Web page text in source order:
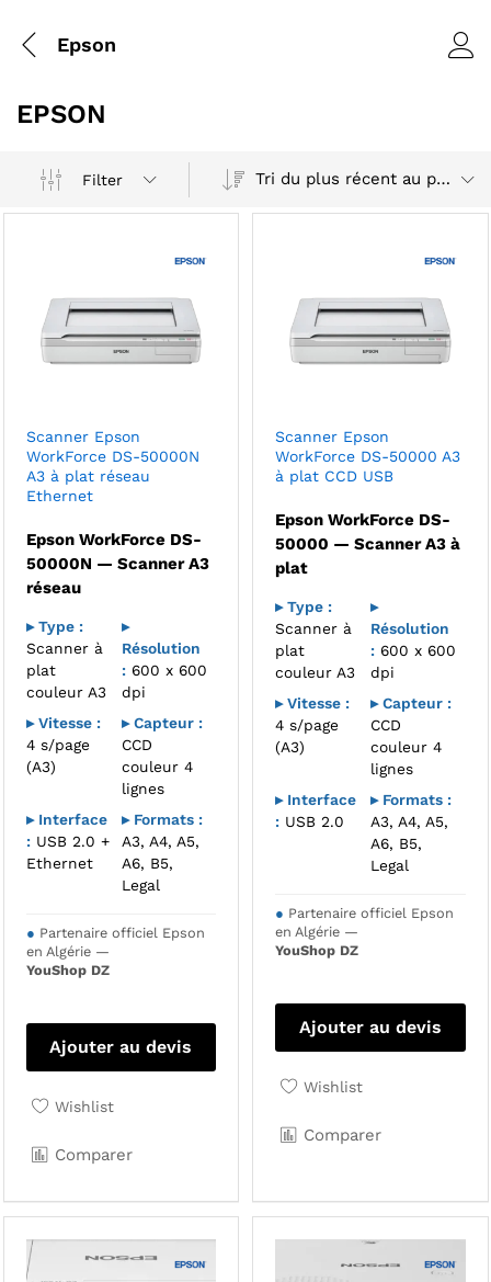
Epson
EPSON
Filter Tri du plus récent au plus ancien
Scanner Epson
WorkForce DS-50000N
A3 à plat réseau
Ethernet
Epson WorkForce DS-
50000N — Scanner A3
réseau
▸ Type :
Scanner à
plat
couleur A3
▸
Résolution
:600 x 600
dpi
▸ Vitesse :
4 s/page
(A3)
▸ Capteur :
CCD
couleur 4
lignes
▸ Interface
:USB 2.0 +
Ethernet
▸ Formats :
A3, A4, A5,
A6, B5,
Legal
● Partenaire officiel Epson
en Algérie —
YouShop DZ
Ajouter au devis
Wishlist
Comparer
Scanner Epson
WorkForce DS-50000 A3
à plat CCD USB
Epson WorkForce DS-
50000 — Scanner A3 à
plat
▸ Type :
Scanner à
plat
couleur A3
▸
Résolution
: 600 x 600
dpi
▸ Vitesse :
4 s/page
(A3)
▸ Capteur :
CCD
couleur 4
lignes
▸ Interface
: USB 2.0
▸ Formats :
A3, A4, A5,
A6, B5,
Legal
● Partenaire officiel Epson
en Algérie —
YouShop DZ
Ajouter au devis
Wishlist
Comparer